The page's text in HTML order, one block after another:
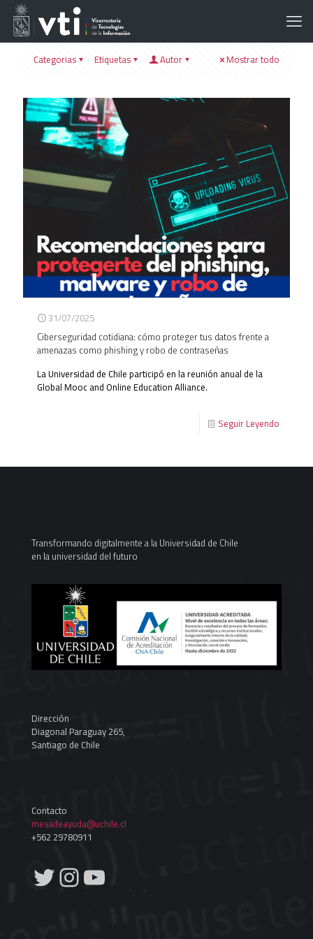
Categorias Etiquetas Autor Mostrar todo
31/07/2025
Ciberseguridad cotidiana: cómo proteger tus datos frente a
amenazas como phishing y robo de contraseñas
La Universidad de Chile participó en la reunión anual de la
Global Mooc and Online Education Alliance.
Seguir Leyendo
Transformando digitalmente a la Universidad de Chile
en la universidad del futuro
Dirección
Diagonal Paraguay 265,
Santiago de Chile
Contacto
mesadeayuda@uchile.cl
+562 29780911
Twitter
Instagram
YouTube